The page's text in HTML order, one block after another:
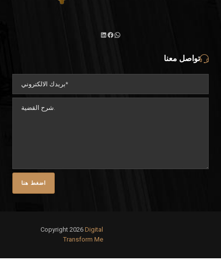
تواصل معنا
Copyright 2026 Digital
Transform Me